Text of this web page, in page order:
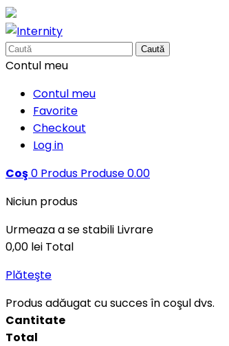
Caută
Contul meu
Contul meu
Favorite
Checkout
Log in
Coş0 Produs Produse0.00
Niciun produs
Urmeaza a se stabili Livrare
0,00 lei Total
Plăteşte
Produs adăugat cu succes în coşul dvs.
Cantitate
Total